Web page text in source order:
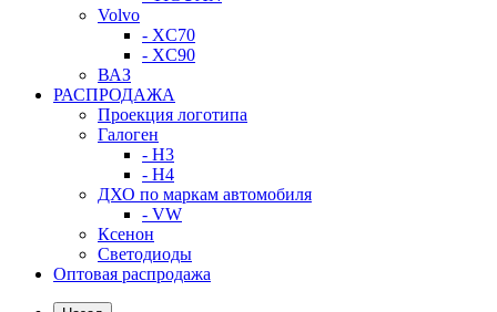
Volvo
- XC70
- XC90
ВАЗ
РАСПРОДАЖА
Проекция логотипа
Галоген
- H3
- H4
ДХО по маркам автомобиля
- VW
Ксенон
Светодиоды
Оптовая распродажа